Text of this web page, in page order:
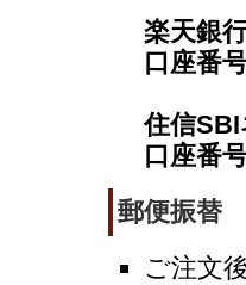
楽天銀
口座番
住信
口座番
郵便振替
ご注文